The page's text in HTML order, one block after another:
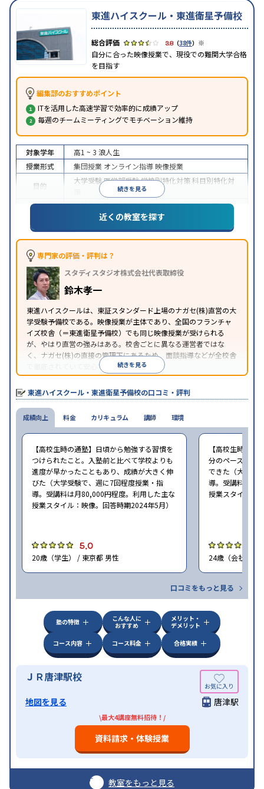
東進ハイスクール・東進衛星予備校
3.8（38件） ※
自分に合った映像授業で、現役での難関大学合格
を目指す
編集部のおすすめポイント
ITを活用した高速学習で効率的に成績アップ
毎週のチームミーティングでモチベーション維持
続きを見る
対象学年 高1 ~ 3 浪人生
授業形式
集団授業 オンライン指導映像授業
目的
大学受験医学部受験学校別特化対策科目別特化対
特待生・奨学金制度あり授業の振替可能学習に
PC・タブレットを利用1科目から受講可能
習のみの受講可
※2024年6月調査。大学受験塾・予備校のアンケート調査方法を参照
近くの教室を探す
専門家の評価・評判は？
スタディスタジオ株式会社代表取締役
鈴木孝一
東進ハイスクールは、東証スタンダード上場のナガセ(株)直営の大
学受験予備校である。映像授業が主体であり、全国のフランチャ
イズ校舎（＝東進衛星予備校）でも同じ映像授業が受けられる
が、やはり直営の強みはある。校舎ごとに異なる運営者ではな
く、ナガセ(株)の直接の管理下にあるため、面談指導などが全校舎
で徹底されていて安心できる。
東進衛星予備校は、運営会社により指導方針や校舎のルールが異
なる。体験授業では、授業のみで判断するのではなく、担当者や
校舎雰囲気、校舎での合格実績などを確認すると良いだろう。
続きを見る
東進ハイスクール・東進衛星予備校の口コミ・評判
成績向上
【高校生時の通塾】日頃から勉強する習慣を
つけられたこと。入塾前と比べて学校よりも
進度が早かったこともあり、成績が大きく伸
びた（大学受験で、週に7回程度授業・指
導。受講料は月80,000円程度。利用した主な
授業スタイル：映像。回答時期2024年5月）
5.0
20歳（学生） / 東京都 男性
【高校生時の通
分のペースで進
できた（大学受
導。受講料は月
授業スタイル：
24歳（会社員<
口コミをもっと見る
料金 カリキュラム 講師 環境
塾の特徴
こんな人に
おすすめ
メリット・
デメリット
コース内容
コース料金 合格実績
ＪＲ唐津駅校
地図を見る 唐津駅
\最大4講座無料招待！/
資料請求・体験授業
教室をもっと見る